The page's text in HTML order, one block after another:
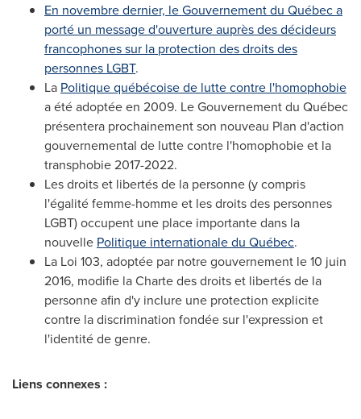
En novembre dernier, le Gouvernement du Québec a
porté un message d'ouverture auprès des décideurs
francophones sur la protection des droits des
personnes LGBT.
La Politique québécoise de lutte contre l'homophobie
a été adoptée en 2009. Le Gouvernement du Québec
présentera prochainement son nouveau Plan d'action
gouvernemental de lutte contre l'homophobie et la
transphobie 2017-2022.
Les droits et libertés de la personne (y compris
l'égalité femme-homme et les droits des personnes
LGBT) occupent une place importante dans la
nouvelle Politique internationale du Québec.
La Loi 103, adoptée par notre gouvernement le 10 juin
2016, modifie la Charte des droits et libertés de la
personne afin d'y inclure une protection explicite
contre la discrimination fondée sur l'expression et
l'identité de genre.
Liens connexes :